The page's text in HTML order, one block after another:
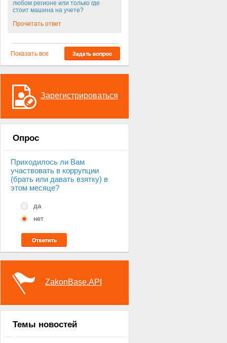
любом регионе или только где
стоит машина на учете?
Прочитать ответ
Показать все
Зарегистрироваться
Опрос
Приходилось ли Вам
участвовать в коррупции
(брать или давать взятку) в
этом месяце?
да
нет
ZakonBase.API
Темы новостей